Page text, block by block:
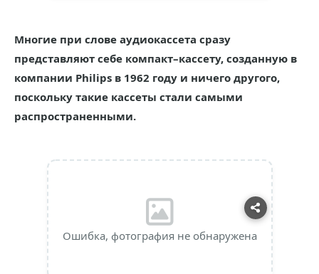
Многие при слове аудиокассета сразу
представляют себе компакт–кассету, созданную в
компании Philips в 1962 году и ничего другого,
поскольку такие кассеты стали самыми
распространенными.
Ошибка, фотография не обнаружена